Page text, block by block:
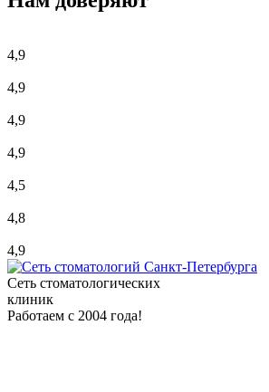
4,9
4,9
4,9
4,9
4,5
4,8
4,9
Сеть стоматологических
клиник
Работаем с 2004 года!